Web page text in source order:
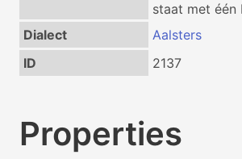
staat met
Dialect
Aalsters
ID
2137
Properties